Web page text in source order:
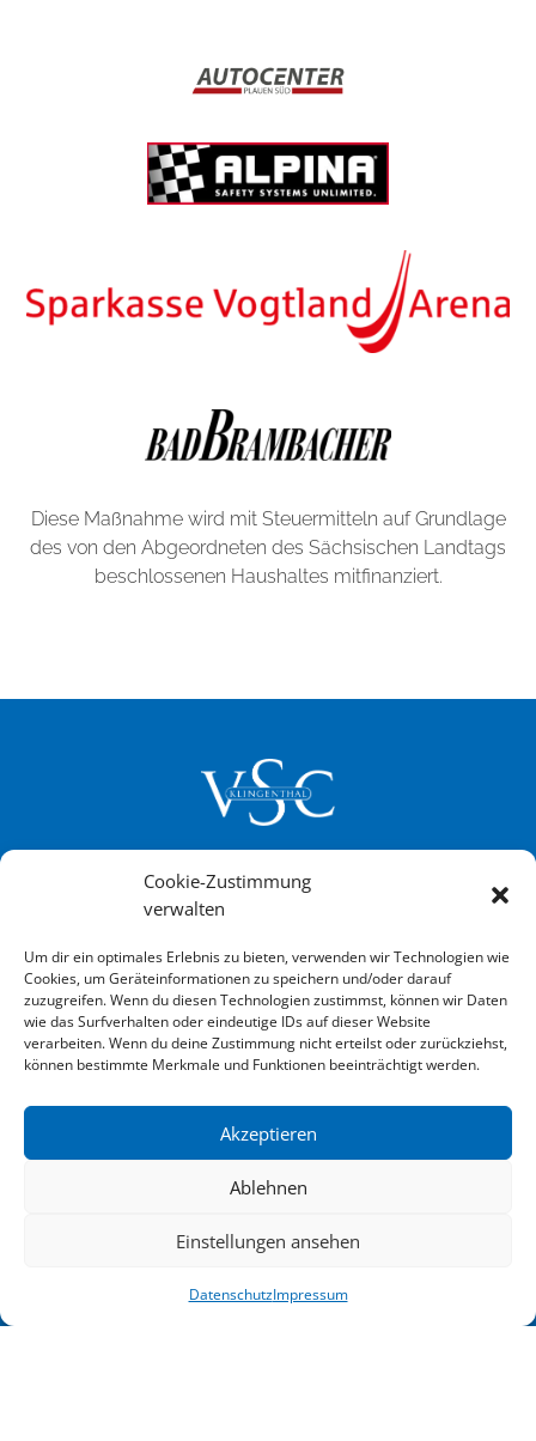
Cookie-Zustimmung
verwalten
Um dir ein optimales Erlebnis zu bieten, verwenden wir Technologien wie
Cookies, um Geräteinformationen zu speichern und/oder darauf
zuzugreifen. Wenn du diesen Technologien zustimmst, können wir Daten
wie das Surfverhalten oder eindeutige IDs auf dieser Website
verarbeiten. Wenn du deine Zustimmung nicht erteilst oder zurückziehst,
können bestimmte Merkmale und Funktionen beeinträchtigt werden.
Akzeptieren
Ablehnen
Einstellungen ansehen
DatenschutzImpressum
Diese Maßnahme wird mit Steuermitteln auf Grundlage
des von den Abgeordneten des Sächsischen Landtags
beschlossenen Haushaltes mitfinanziert.
zum Newsletter anmelden